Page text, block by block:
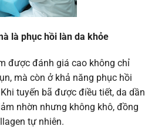
là phục hồi làn da khỏe
được đánh giá cao không chỉ
mà còn ở khả năng phục hồi
tuyến bã được điều tiết, da dần
nhờn nhưng không khô, đồng
tự nhiên.